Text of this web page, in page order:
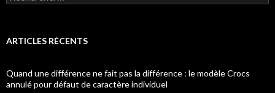
ARTICLES RÉCENTS
Quand une différence ne fait pas la différence : le modèle Crocs
annulé pour défaut de caractère individuel